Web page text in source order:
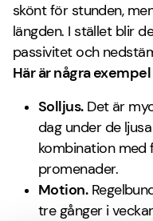
skönt för stunden,
längden. I stället blir
passivitet och
Här är några
Solljus.Det är
dag under de
kombination med
promenader.
Motion.
tre gånger i